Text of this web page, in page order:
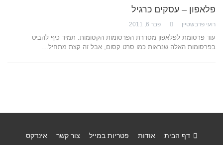
פלאפון – עסקים כרגיל
רועי פרבשטיין פבר 6, 2011
עוד פרסומת לפלאפון מסדרת הפרסומות הקסומות. תמיד כיף להביט
בפרסומות האלה שנראות כמו סרט קסום, אבל זה קצת מתחיל…
דף הבית אודות פטריות במייל צור קשר
אינדקס